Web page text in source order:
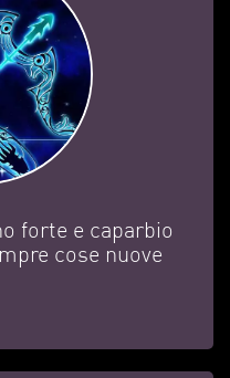
forte e caparbio
cose nuove